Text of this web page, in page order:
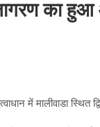
जागरण का
में मालीवाडा